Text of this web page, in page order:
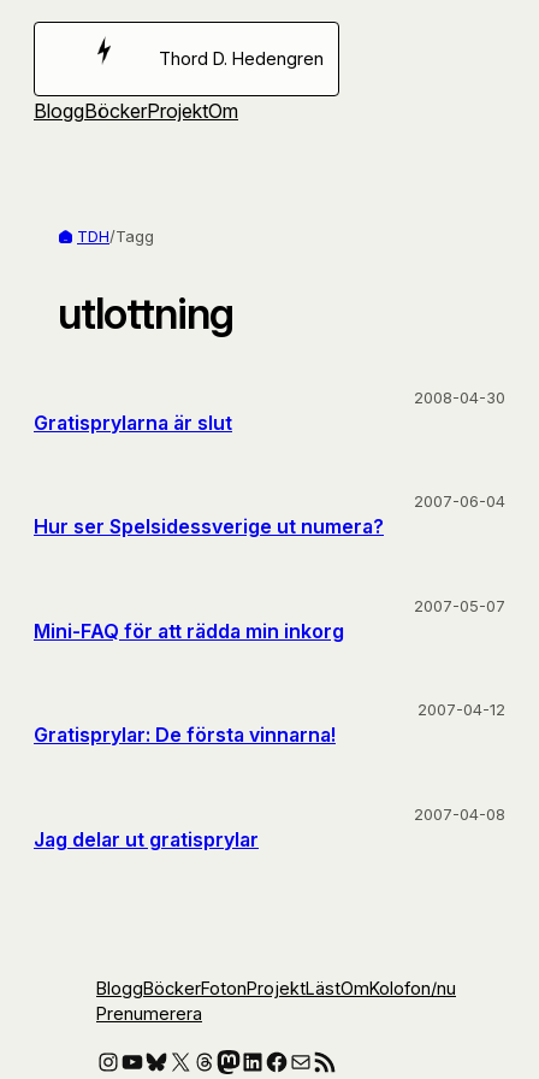
Hoppa
Thord D. Hedengren
BloggBöckerProjektOm
TDH/Tagg
utlottning
Gratisprylarna är slut
2008-04-30
Hur ser Spelsidessverige ut numera?
2007-06-04
Mini-FAQ för att rädda min inkorg
2007-05-07
Gratisprylar: De första vinnarna!
2007-04-12
Jag delar ut gratisprylar
2007-04-08
BloggBöckerFotonProjektLästOmKolofon/nu
Prenumerera
Instagram
YouTube
Bluesky
X Threads
Mastodon
LinkedIn
Facebook
E-postRSS-flöde